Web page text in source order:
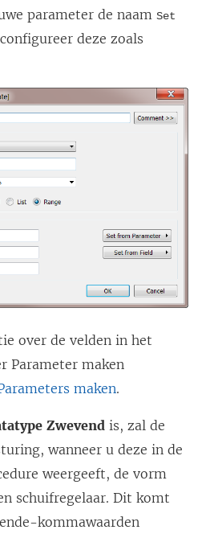
parameter de naam Set
deze zoals
over de velden in het
Parameter maken
maken.
Zwevend is, zal de
wanneer u deze in de
weergeeft, de vorm
schuifregelaar. Dit komt
kommawaarden